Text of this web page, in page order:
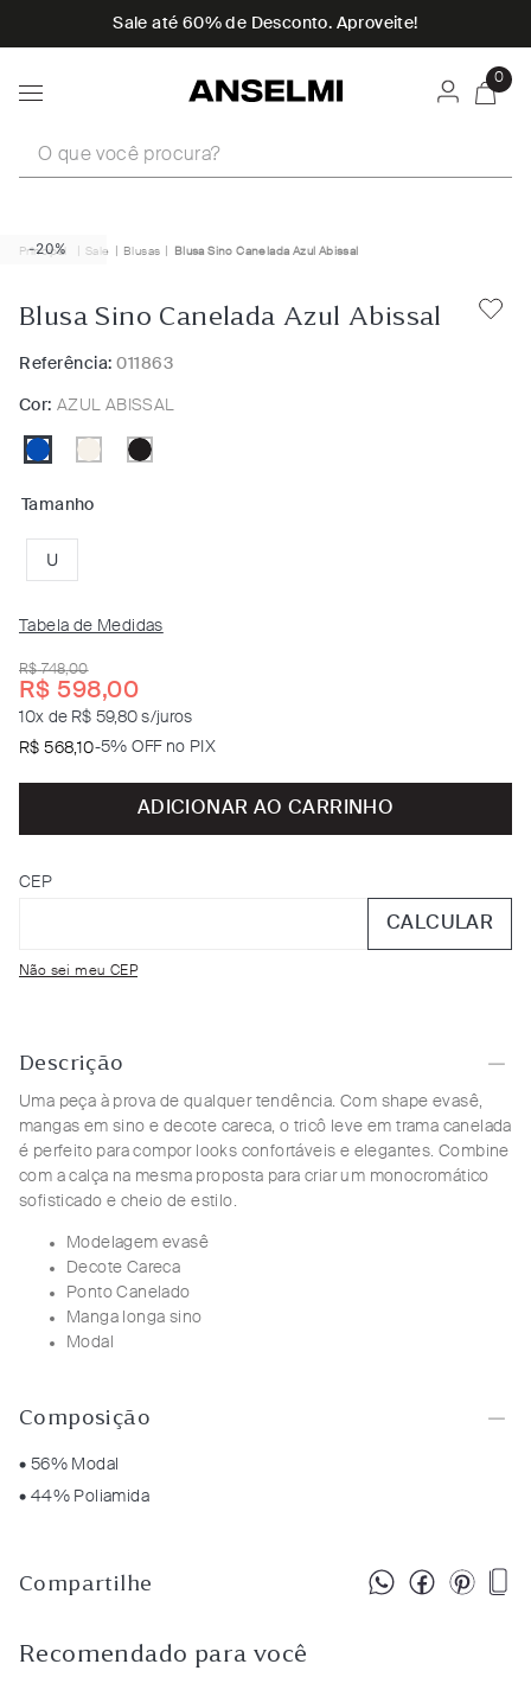
Sale até 60% de Desconto. Aproveite!
0
Sale Blusas Blusa Sino Canelada Azul Abissal
-20%
Blusa Sino Canelada Azul Abissal
Referência: 011863
Cor: AZUL ABISSAL
Tamanho
U
Tabela de Medidas
R$ 748,00
R$ 598,00
10x de R$ 59,80 s/juros
R$ 568,10-5% OFF no PIX
ADICIONAR AO CARRINHO
CEP
Não sei meu CEP
CALCULAR
Descrição
Uma peça à prova de qualquer tendência. Com shape evasê,
mangas em sino e decote careca, o tricô leve em trama canelada
é perfeito para compor looks confortáveis e elegantes. Combine
com a calça na mesma proposta para criar um monocromático
sofisticado e cheio de estilo.
Modelagem evasê
Decote Careca
Ponto Canelado
Manga longa sino
Modal
Composição
• 56% Modal
• 44% Poliamida
Compartilhe
Recomendado para você